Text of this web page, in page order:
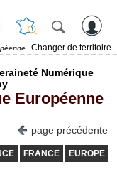
Changer de territoire
Numérique
Européenne
page précédente
FRANCE EUROPE